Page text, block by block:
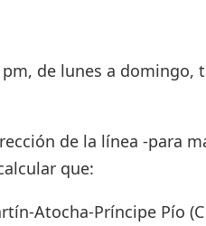
de lunes a domingo,
de la línea -para
que:
Atocha-Príncipe Pío